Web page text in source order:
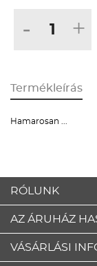
- +
Termékleírás
Hamarosan ...
RÓLUNK
AZ ÁRUHÁZ
VÁSÁRLÁSI